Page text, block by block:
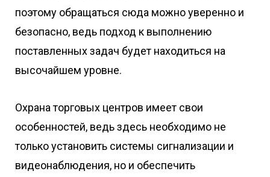
поэтому обращаться сюда можно уверенно и
безопасно, ведь подход к выполнению
поставленных задач будет находиться на
высочайшем уровне.
Охрана торговых центров имеет свои
особенностей, ведь здесь необходимо не
только установить системы сигнализации и
видеонаблюдения, но и обеспечить